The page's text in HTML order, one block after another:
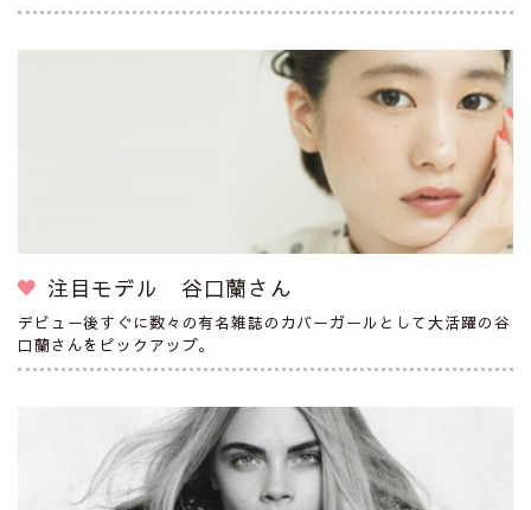
注目モデル 谷口蘭さん
デビュー後すぐに数々の有名雑誌のカバーガールとして大活躍の谷
口蘭さんをピックアップ。